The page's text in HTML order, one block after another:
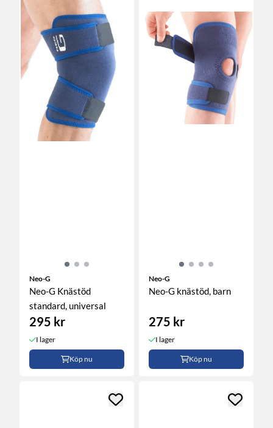
Neo-G
Neo-G Knästöd
standard, universal
295 kr
I lager
Köp nu
Neo-G
Neo-G knästöd, barn
275 kr
I lager
Köp nu